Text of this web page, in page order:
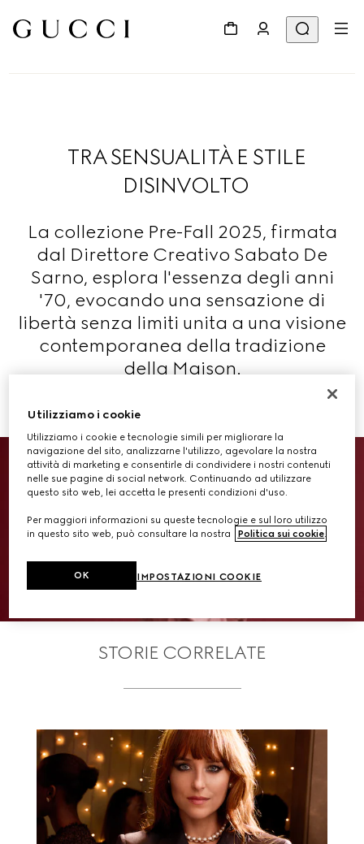
TRA SENSUALITÀ E STILE
DISINVOLTO
La collezione Pre-Fall 2025, firmata
dal Direttore Creativo Sabato De
Sarno, esplora l'essenza degli anni
'70, evocando una sensazione di
libertà senza limiti unita a una visione
contemporanea della tradizione
della Maison.
VIEW THE GALLERY
STORIE CORRELATE
Utilizziamo i cookie
Utilizziamo i cookie e tecnologie simili per migliorare la
navigazione del sito, analizzarne l'utilizzo, agevolare la nostra
attività di marketing e consentirle di condividere i nostri contenuti
nelle sue pagine di social network. Continuando ad utilizzare
questo sito web, lei accetta le presenti condizioni d'uso.
Per maggiori informazioni su queste tecnologie e sul loro utilizzo
in questo sito web, può consultare la nostra
Politica sui cookie
IMPOSTAZIONI COOKIE
OK